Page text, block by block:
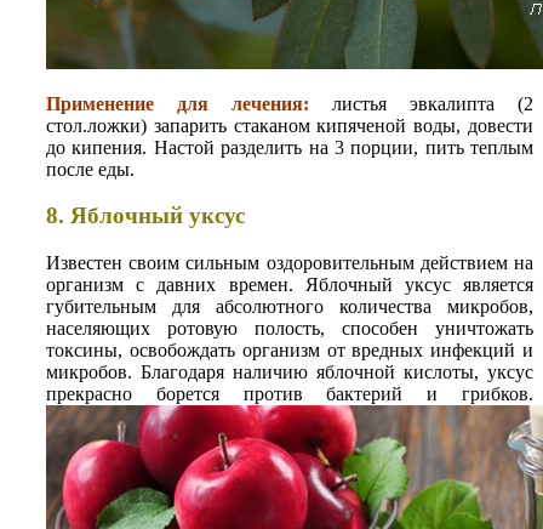
Применение для лечения: листья эвкалипта (2
стол.ложки) запарить стаканом кипяченой воды, довести
до кипения. Настой разделить на 3 порции, пить теплым
после еды.
8. Яблочный уксус
Известен своим сильным оздоровительным действием на
организм с давних времен. Яблочный уксус является
губительным для абсолютного количества микробов,
населяющих ротовую полость, способен уничтожать
токсины, освобождать организм от вредных инфекций и
микробов. Благодаря наличию яблочной кислоты, уксус
прекрасно борется против бактерий и грибков.